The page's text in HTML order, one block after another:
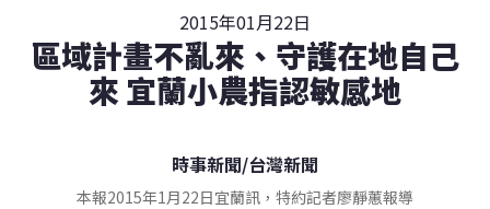
2015年01月22日
區域計畫不亂來、守護在地自己
來 宜蘭小農指認敏感地
時事新聞/台灣新聞
本報2015年1月22日宜蘭訊，特約記者廖靜蕙報導